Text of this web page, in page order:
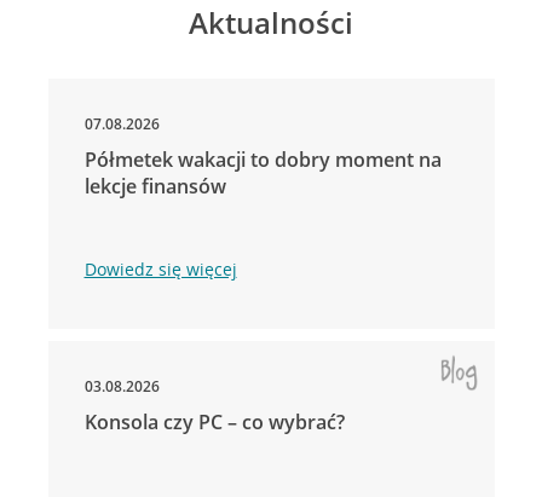
Aktualności
07.08.2026
Półmetek wakacji to dobry moment na
lekcje finansów
Dowiedz się więcej
03.08.2026
Konsola czy PC – co wybrać?